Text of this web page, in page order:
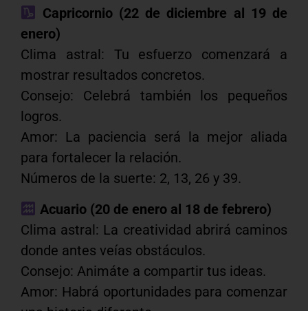
Capricornio (22 de diciembre al 19 de
enero)
Clima astral: Tu esfuerzo comenzará a
mostrar resultados concretos.
Consejo: Celebrá también los pequeños
logros.
Amor: La paciencia será la mejor aliada
para fortalecer la relación.
Números de la suerte: 2, 13, 26 y 39.
Acuario (20 de enero al 18 de febrero)
Clima astral: La creatividad abrirá caminos
donde antes veías obstáculos.
Consejo: Animáte a compartir tus ideas.
Amor: Habrá oportunidades para comenzar